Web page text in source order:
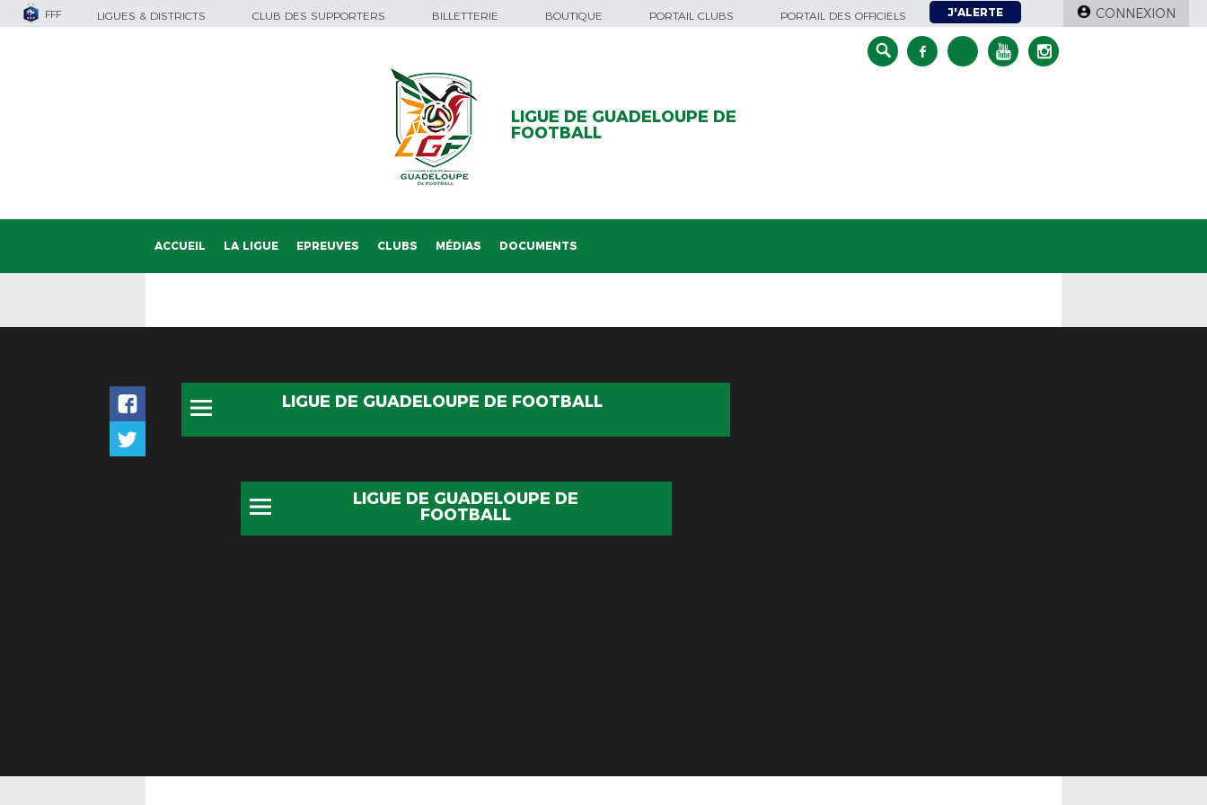
FFF LIGUES & DISTRICTS CLUB DES SUPPORTERS BILLETTERIE BOUTIQUE PORTAIL CLUBS PORTAIL DES OFFICIELS J'ALERTE CONNEXION
LIGUE DE GUADELOUPE DE
FOOTBALL
ACCUEIL LA LIGUE EPREUVES CLUBS MÉDIAS DOCUMENTS